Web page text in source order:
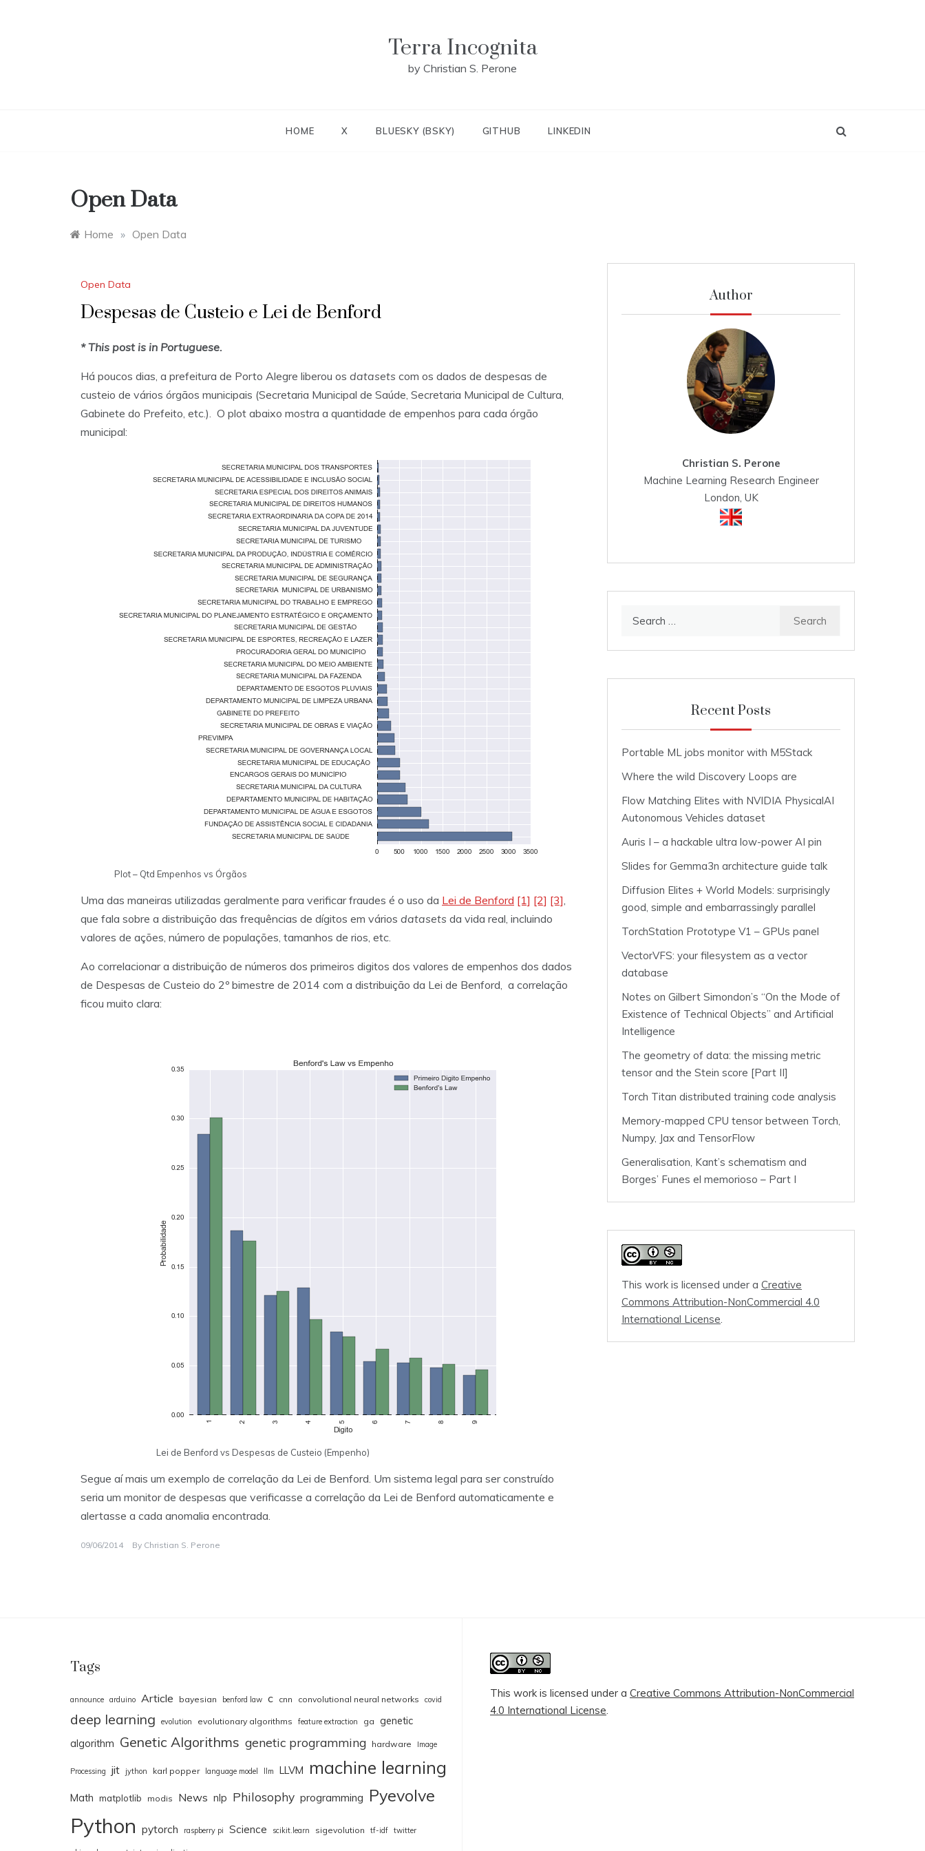
Terra Incognita
by Christian S. Perone
HOME X BLUESKY (BSKY) GITHUB LINKEDIN
Open Data
Home » Open Data
Open Data
Despesas de Custeio e Lei de Benford
* This post is in Portuguese.
Há poucos dias, a prefeitura de Porto Alegre liberou os datasets com os dados de despesas de
custeio de vários órgãos municipais (Secretaria Municipal de Saúde, Secretaria Municipal de Cultura,
Gabinete do Prefeito, etc.). O plot abaixo mostra a quantidade de empenhos para cada órgão
municipal:
Plot – Qtd Empenhos vs Órgãos
Uma das maneiras utilizadas geralmente para verificar fraudes é o uso da Lei de Benford [1] [2] [3],
que fala sobre a distribuição das frequências de dígitos em vários datasets da vida real, incluindo
valores de ações, número de populações, tamanhos de rios, etc.
Ao correlacionar a distribuição de números dos primeiros digitos dos valores de empenhos dos dados
de Despesas de Custeio do 2º bimestre de 2014 com a distribuição da Lei de Benford, a correlação
ficou muito clara:
Lei de Benford vs Despesas de Custeio (Empenho)
Segue aí mais um exemplo de correlação da Lei de Benford. Um sistema legal para ser construído
seria um monitor de despesas que verificasse a correlação da Lei de Benford automaticamente e
alertasse a cada anomalia encontrada.
09/06/2014 By Christian S. Perone
Author
Christian S. Perone
Machine Learning Research Engineer
London, UK
Recent Posts
Portable ML jobs monitor with M5Stack
Where the wild Discovery Loops are
Flow Matching Elites with NVIDIA PhysicalAI
Autonomous Vehicles dataset
Auris I – a hackable ultra low-power AI pin
Slides for Gemma3n architecture guide talk
Diffusion Elites + World Models: surprisingly
good, simple and embarrassingly parallel
TorchStation Prototype V1 – GPUs panel
VectorVFS: your filesystem as a vector
database
Notes on Gilbert Simondon’s “On the Mode of
Existence of Technical Objects” and Artificial
Intelligence
The geometry of data: the missing metric
tensor and the Stein score [Part II]
Torch Titan distributed training code analysis
Memory-mapped CPU tensor between Torch,
Numpy, Jax and TensorFlow
Generalisation, Kant’s schematism and
Borges’ Funes el memorioso – Part I
This work is licensed under a Creative
Commons Attribution-NonCommercial 4.0
International License.
Tags
announce arduino Article bayesian benford law c cnn convolutional neural networks covid
deep learning evolution evolutionary algorithms feature extraction ga genetic
algorithm Genetic Algorithms genetic programming hardware Image
Processing jit jython karl popper language model llm LLVM machine learning
Math matplotlib modis News nlp Philosophy programming Pyevolve
Python pytorch raspberry pi Science scikit.learn sigevolution tf-idf twitter
This work is licensed under a Creative Commons Attribution-NonCommercial
4.0 International License.